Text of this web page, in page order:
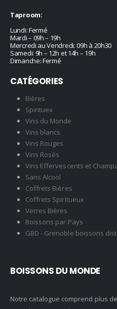
Taproom:
Lundi: Fermé
Mardi – 09h – 19h
Mercredi au Vendredi: 09h à 20h30
Samedi: 9h – 12h et 14h – 19h
Dimanche: Fermé
CATÉGORIES
Bières
Spirituex
Vins du Monde
Vins blancs
Vins Rouges
Vins Rosés
Vins Effervescents et
Sans Alcool
Coffrets Bières
Coffrets Spiritueux
Verres Bières
Boissons par Pays
GBD - Grenoble boissons
BOISSONS DU MONDE
Notre catalogue comprend plus